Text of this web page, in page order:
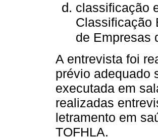
classificação
Classificação
de Empresas
A entrevista foi
prévio adequado
executada em
realizadas
letramento em
TOFHLA.